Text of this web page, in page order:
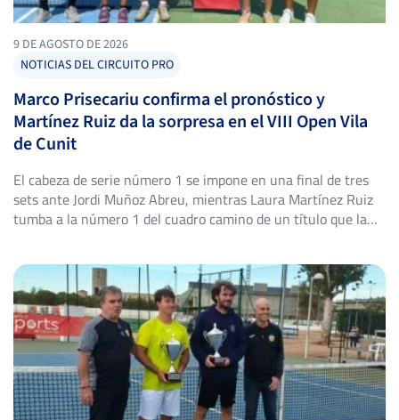
9 DE AGOSTO DE 2026
NOTICIAS DEL CIRCUITO PRO
Marco Prisecariu confirma el pronóstico y
Martínez Ruiz da la sorpresa en el VIII Open Vila
de Cunit
El cabeza de serie número 1 se impone en una final de tres
sets ante Jordi Muñoz Abreu, mientras Laura Martínez Ruiz
tumba a la número 1 del cuadro camino de un título que la